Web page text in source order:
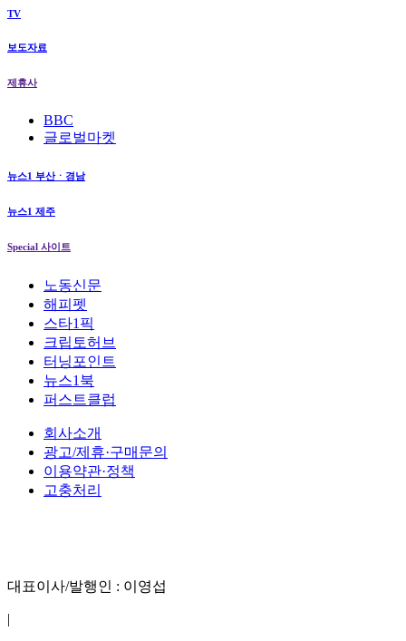
TV
보도자료
제휴사
BBC
글로벌마켓
뉴스1 부산ㆍ경남
뉴스1 제주
Special 사이트
노동신문
해피펫
스타1픽
크립토허브
터닝포인트
뉴스1북
퍼스트클럽
회사소개
광고/제휴·구매문의
이용약관·정책
고충처리
대표이사/발행인 : 이영섭
|